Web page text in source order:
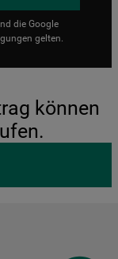
die Google
gelten.
können